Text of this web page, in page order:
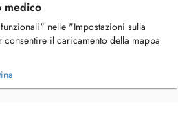
medico
nelle "Impostazioni sulla
il caricamento della mappa